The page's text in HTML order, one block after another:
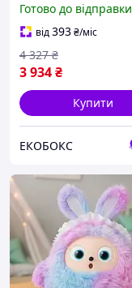
іграшка зі штучним
інтелектом для дітей
EKOBOX
Готово до відправки
від393₴/міс
3 934₴
4 327 ₴
Купити
ЕКОБОКС